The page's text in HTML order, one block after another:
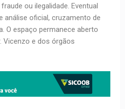
ou ilegalidade. Eventual
análise oficial, cruzamento de
O espaço permanece aberto
Vicenzo e dos órgãos